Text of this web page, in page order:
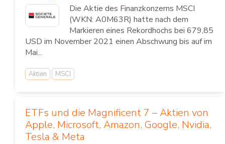
Die Aktie des Finanzkonzerns MSCI
(WKN: A0M63R) hatte nach dem
Markieren eines Rekordhochs bei 679,85
USD im November 2021 einen Abschwung bis auf im
Mai...
Aktien MSCI
ETFs und die Magnificent 7 – Aktien von
Apple, Microsoft, Amazon, Google, Nvidia,
Tesla & Meta